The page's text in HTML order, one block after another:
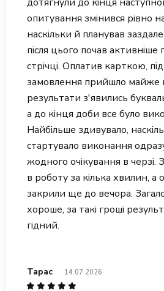
опитування змінився рівно
наскільки й планував
після цього почав активніше
стрічці. Оплатив карткою,
замовлення прийшло майже
результати з'явились
а до кінця доби все було
Найбільше здивувало,
стартувало виконання
жодного очікування в черзі.
в роботу за кілька хвилин, а
закрили ще до вечора.
хороше, за такі гроші
гідний.
Тарас 14.07.2026